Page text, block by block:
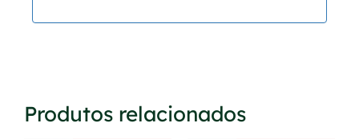
Produtos relacionados